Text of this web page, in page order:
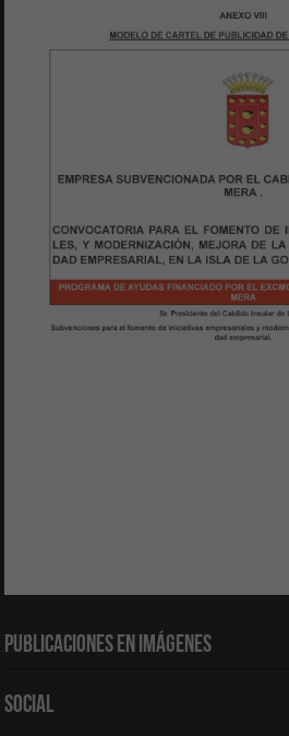
Publicaciones en Imágenes
Social